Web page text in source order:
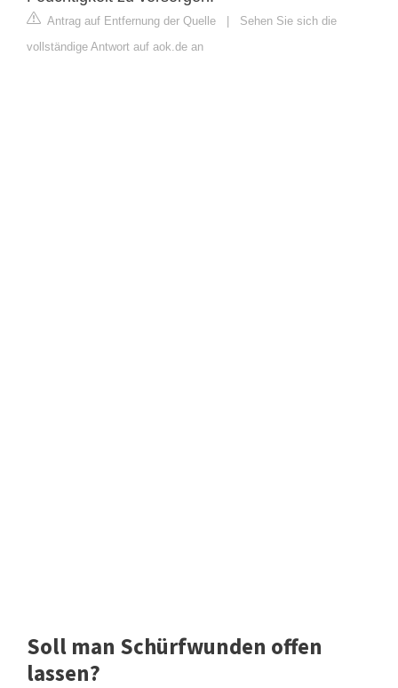
Antrag auf Entfernung der Quelle | Sehen Sie sich die
vollständige Antwort auf aok.de an
Soll man Schürfwunden offen
lassen?